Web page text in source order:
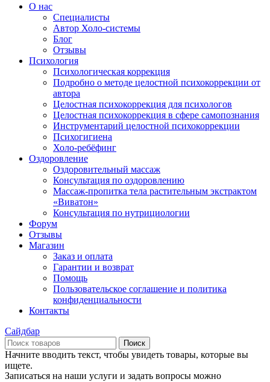
О нас
Специалисты
Автор Холо-системы
Блог
Отзывы
Психология
Психологическая коррекция
Подробно о методе целостной психокоррекции от
автора
Целостная психокоррекция для психологов
Целостная психокоррекция в сфере самопознания
Инструментарий целостной психокоррекции
Психогигиена
Холо-ребёфинг
Оздоровление
Оздоровительный массаж
Консультация по оздоровлению
Массаж-пропитка тела растительным экстрактом
«Виватон»
Консультация по нутрициологии
Форум
Отзывы
Магазин
Заказ и оплата
Гарантии и возврат
Помощь
Пользовательское соглашение и политика
конфиденциальности
Контакты
Сайдбар
Поиск
Начните вводить текст, чтобы увидеть товары, которые вы
ищете.
Записаться на наши услуги и задать вопросы можно